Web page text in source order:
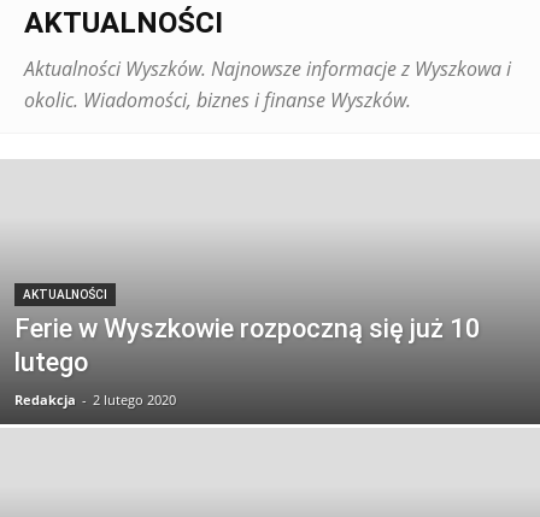
AKTUALNOŚCI
Aktualności Wyszków. Najnowsze informacje z Wyszkowa i
okolic. Wiadomości, biznes i finanse Wyszków.
AKTUALNOŚCI
Ferie w Wyszkowie rozpoczną się już 10
lutego
Redakcja - 2 lutego 2020